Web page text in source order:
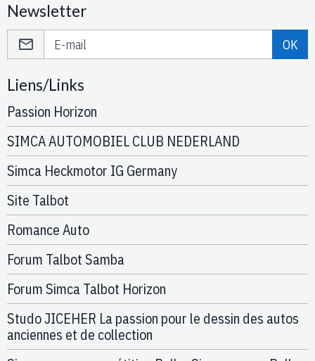
Newsletter
OK
Liens/Links
Passion Horizon
SIMCA AUTOMOBIEL CLUB NEDERLAND
Simca Heckmotor IG Germany
Site Talbot
Romance Auto
Forum Talbot Samba
Forum Simca Talbot Horizon
Studo JICEHER La passion pour le dessin des autos
anciennes et de collection